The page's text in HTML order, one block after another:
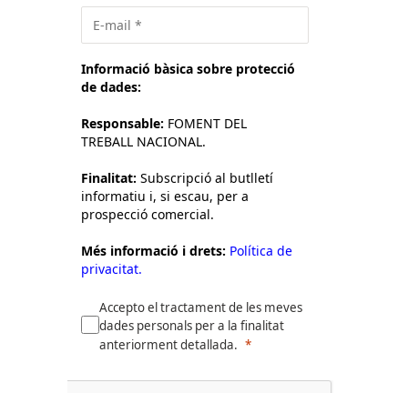
Informació bàsica sobre protecció
de dades:
Responsable: FOMENT DEL
TREBALL NACIONAL.
Finalitat: Subscripció al butlletí
informatiu i, si escau, per a
prospecció comercial.
Més informació i drets: Política de
privacitat.
Accepto el tractament de les meves
dades personals per a la finalitat
anteriorment detallada.